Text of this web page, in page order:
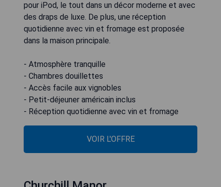
pour iPod, le tout dans un décor moderne et avec
des draps de luxe. De plus, une réception
quotidienne avec vin et fromage est proposée
dans la maison principale.
- Atmosphère tranquille
- Chambres douillettes
- Accès facile aux vignobles
- Petit-déjeuner américain inclus
- Réception quotidienne avec vin et fromage
VOIR L'OFFRE